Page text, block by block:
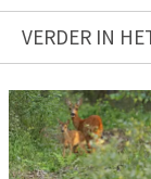
VERDER IN